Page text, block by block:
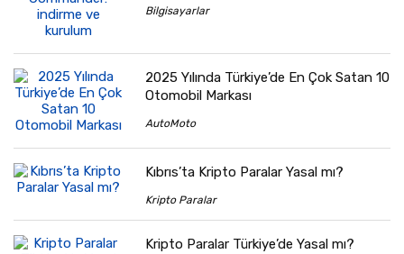
Bilgisayarlar
2025 Yılında Türkiye’de En Çok Satan 10
Otomobil Markası
AutoMoto
Kıbrıs’ta Kripto Paralar Yasal mı?
Kripto Paralar
Kripto Paralar Türkiye’de Yasal mı?